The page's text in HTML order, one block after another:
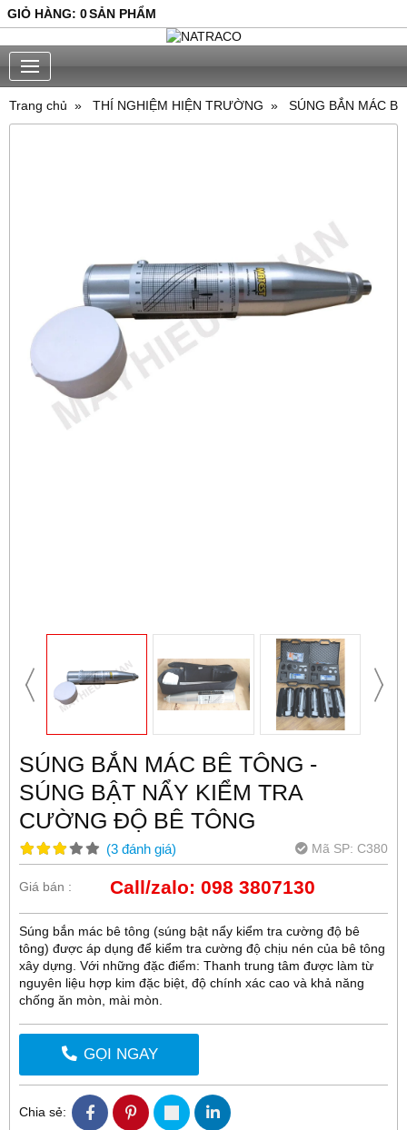
GIỎ HÀNG: 0SẢN PHẨM
Trang chủ THÍ NGHIỆM HIỆN TRƯỜNG SÚNG BẮN MÁC
SÚNG BẮN MÁC BÊ TÔNG -
SÚNG BẬT NẨY KIỂM TRA
CƯỜNG ĐỘ BÊ TÔNG
(3 đánh giá) Mã SP: C380
Giá bán : Call/zalo: 098 3807130
Súng bắn mác bê tông (súng bật nẩy kiểm tra cường độ bê
tông) được áp dụng để kiểm tra cường độ chịu nén của bê tông
xây dựng. Với những đặc điểm: Thanh trung tâm được làm từ
nguyên liệu hợp kim đặc biệt, độ chính xác cao và khả năng
chống ăn mòn, mài mòn.
GỌI NGAY
Chia sẻ: